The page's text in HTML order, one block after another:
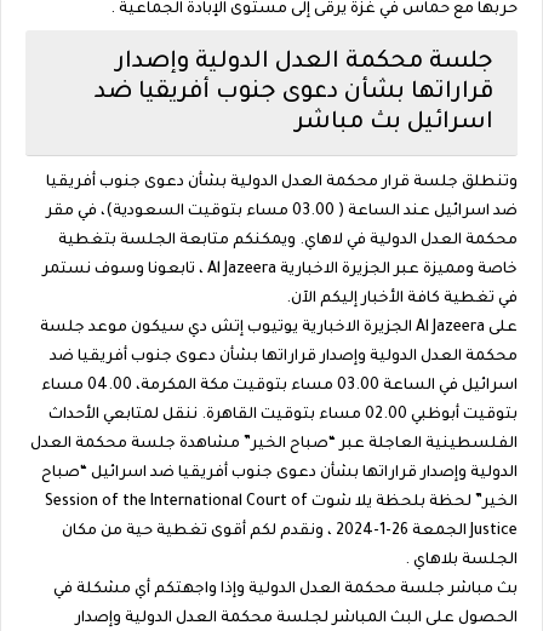
حربها مع حماس في غزة يرقى إلى مستوى الإبادة الجماعية .
جلسة محكمة العدل الدولية وإصدار
قراراتها بشأن دعوى جنوب أفريقيا ضد
اسرائيل بث مباشر
وتنطلق جلسة قرار محكمة العدل الدولية بشأن دعوى جنوب أفريقيا
ضد اسرائيل عند الساعة ( 03.00 مساء بتوقيت السعودية)، في مقر
محكمة العدل الدولية في لاهاي. ويمكنكم متابعة الجلسة بتغطية
خاصة ومميزة عبر الجزيرة الاخبارية Al Jazeera ، تابعونا وسوف نستمر
في تغطية كافة الأخبار إليكم الآن.
على Al Jazeera الجزيرة الاخبارية يوتيوب إتش دي سيكون موعد جلسة
محكمة العدل الدولية وإصدار قراراتها بشأن دعوى جنوب أفريقيا ضد
اسرائيل في الساعة 03.00 مساء بتوقيت مكة المكرمة، 04.00 مساء
بتوقيت أبوظبي 02.00 مساء بتوقيت القاهرة. ننقل لمتابعي الأحداث
الفلسطينية العاجلة عبر “صباح الخير” مشاهدة جلسة محكمة العدل
الدولية وإصدار قراراتها بشأن دعوى جنوب أفريقيا ضد اسرائيل “صباح
الخير” لحظة بلحظة ‎يلا شوت Session of the International Court of
Justice الجمعة 26-1-2024 ، ونقدم لكم أقوى تغطية حية من مكان
الجلسة بلاهاي .
بث مباشر جلسة محكمة العدل الدولية وإذا واجهتكم أي مشكلة في
الحصول على البث المباشر لجلسة محكمة العدل الدولية وإصدار